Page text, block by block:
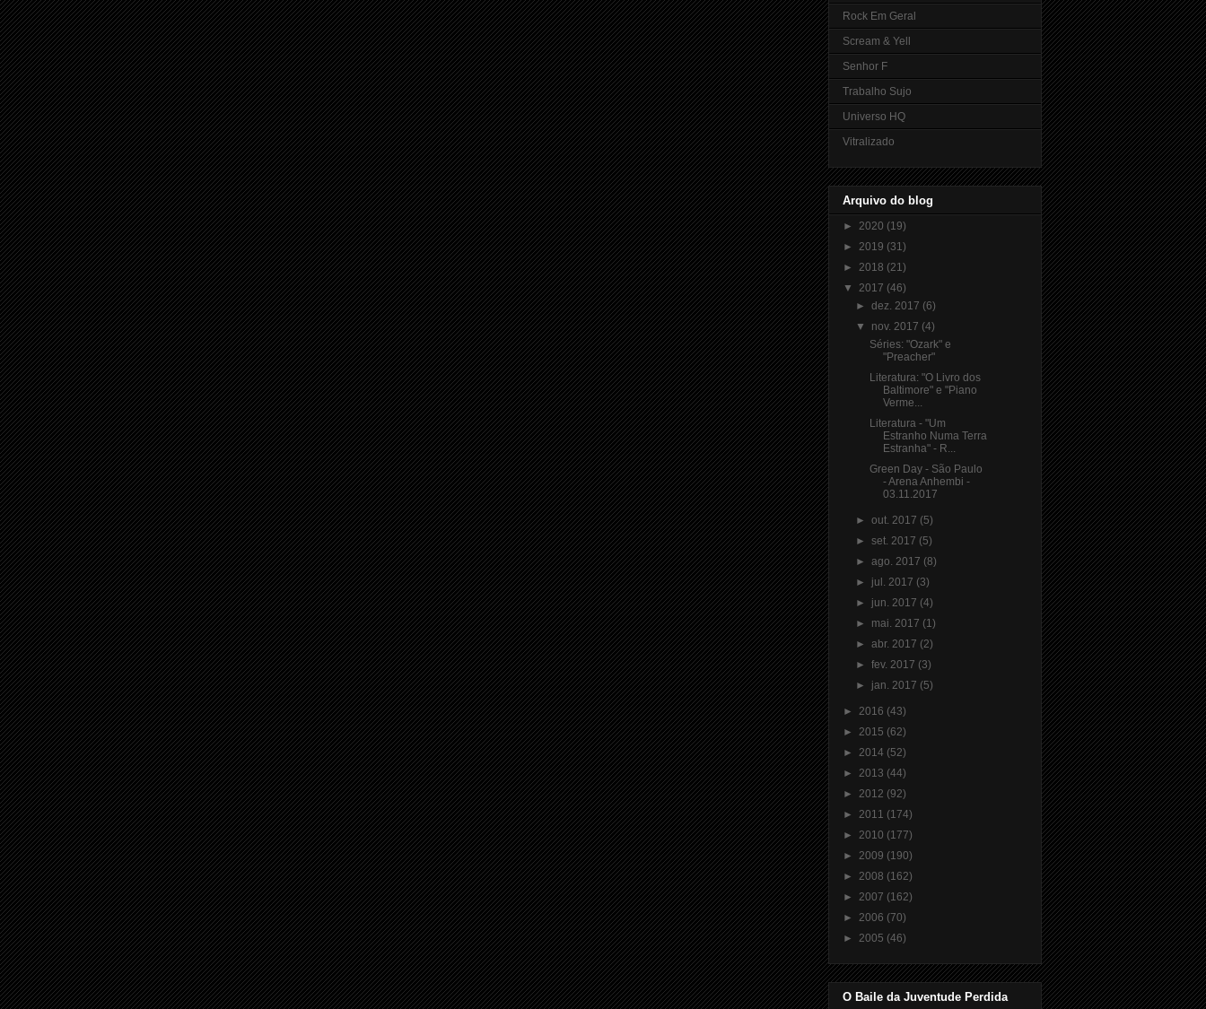
Rock Em Geral
Scream & Yell
Senhor F
Trabalho Sujo
Universo HQ
Vitralizado
Arquivo do blog
► 2020 (19)
► 2019 (31)
► 2018 (21)
▼ 2017 (46)
►dez. 2017 (6)
▼ nov. 2017 (4)
Séries: "Ozark" e
"Preacher"
Literatura: "O Livro dos
Baltimore" e "Piano
Verme...
Literatura - "Um
Estranho Numa Terra
Estranha" - R...
Green Day - São Paulo
- Arena Anhembi -
03.11.2017
►out. 2017 (5)
►set. 2017 (5)
►ago. 2017 (8)
► jul. 2017 (3)
► jun. 2017 (4)
► mai. 2017 (1)
►abr. 2017 (2)
►fev. 2017 (3)
► jan. 2017 (5)
► 2016 (43)
► 2015 (62)
► 2014 (52)
► 2013 (44)
► 2012 (92)
► 2011 (174)
► 2010 (177)
► 2009 (190)
► 2008 (162)
► 2007 (162)
► 2006 (70)
► 2005 (46)
O Baile da Juventude Perdida